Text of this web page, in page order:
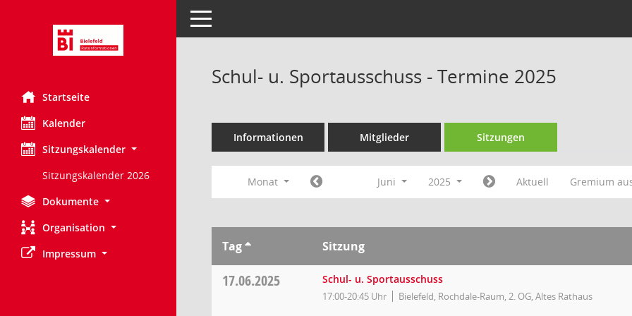
Startseite
Kalender
Sitzungskalender
Sitzungskalender 2026
Dokumente
Organisation
Impressum
Toggle navigation
Schul- u. Sportausschuss - Termine 2025
Informationen Mitglieder Sitzungen
Monat Juni 2025 Aktuell Gremium
Tag Sitzung
17.06.2025 Schul- u. Sportausschuss
17:00-20:45 Uhr Bielefeld, Rochdale-Raum, 2. OG, Altes Rathaus